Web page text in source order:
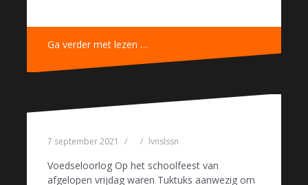
Ga verder met lezen …
7 september 2021 lvnslssn
Voedseloorlog Op het schoolfeest van
afgelopen vrijdag waren Tuktuks aanwezig om